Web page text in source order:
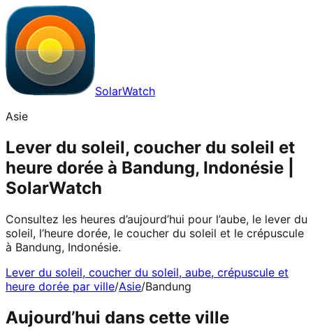
SolarWatch
Asie
Lever du soleil, coucher du soleil et
heure dorée à Bandung, Indonésie |
SolarWatch
Consultez les heures d’aujourd’hui pour l’aube, le lever du
soleil, l’heure dorée, le coucher du soleil et le crépuscule
à Bandung, Indonésie.
Lever du soleil, coucher du soleil, aube, crépuscule et
heure dorée par ville/Asie/Bandung
Aujourd’hui dans cette ville